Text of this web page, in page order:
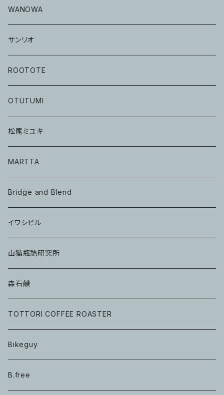
WANOWA
サンリオ
ROOTOTE
OTUTUMI
松尾ミユキ
MARTTA
Bridge and Blend
イワシビル
山猫瓶詰研究所
森石鹸
TOTTORI COFFEE ROASTER
Bikeguy
B.free